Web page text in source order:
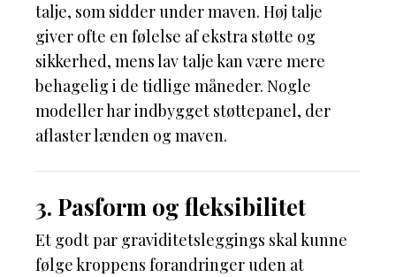
talje, som sidder under maven. Høj talje
giver ofte en følelse af ekstra støtte og
sikkerhed, mens lav talje kan være mere
behagelig i de tidlige måneder. Nogle
modeller har indbygget støttepanel, der
aflaster lænden og maven.
3. Pasform og fleksibilitet
Et godt par graviditetsleggings skal kunne
følge kroppens forandringer uden at